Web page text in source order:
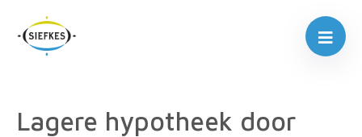
Lagere hypotheek door